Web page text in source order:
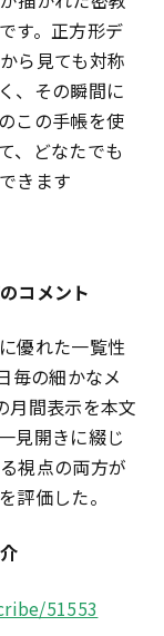
す。正方形デ
ら見ても対称
、その瞬間に
この手帳を使
、どなたでも
きます
コメント
優れた一覧性
毎の細かなメ
月間表示を本文
見開きに綴じ
視点の両方が
評価した。
51553